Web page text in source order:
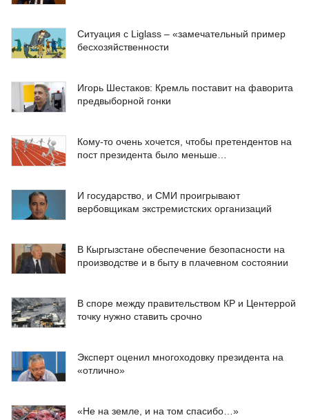
Ситуация с Liglass – «замечательный пример
бесхозяйственности
Игорь Шестаков: Кремль поставит на фаворита
предвыборной гонки
Кому-то очень хочется, чтобы претендентов на
пост президента было меньше…
И государство, и СМИ проигрывают
вербовщикам экстремистских организаций
В Кыргызстане обеспечение безопасности на
производстве и в быту в плачевном состоянии
В споре между правительством КР и Центеррой
точку нужно ставить срочно
Эксперт оценил многоходовку президента на
«отлично»
«Не на земле, и на том спасибо…»